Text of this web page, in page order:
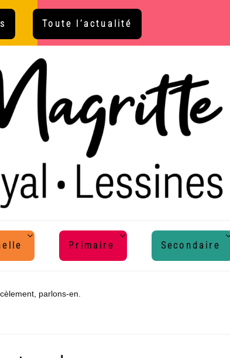
Toute l’actualité
Primaire Secondaire
parlons-en.